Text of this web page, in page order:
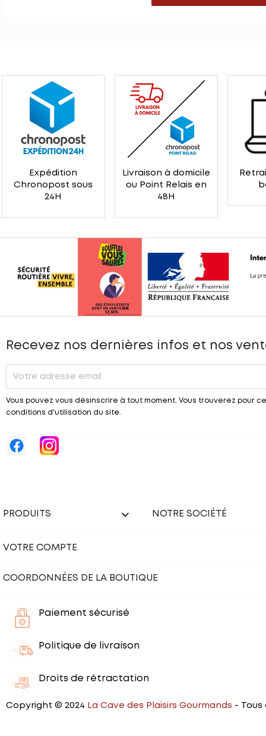
Expédition
Chronopost sous
24H
Livraison à domicile
ou Point Relais en
48H
Recevez nos dernières infos et nos
Vous pouvez vous désinscrire à tout moment. Vous trouverez pour
conditions d'utilisation du site.
PRODUITS  NOTRE SOCIÉTÉ
VOTRE COMPTE
COORDONNÉES DE LA BOUTIQUE
Paiement sécurisé
Politique de livraison
Droits de rétractation
Copyright © 2024 La Cave des Plaisirs Gourmands - Tous